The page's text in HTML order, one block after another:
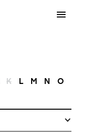
K L M N O